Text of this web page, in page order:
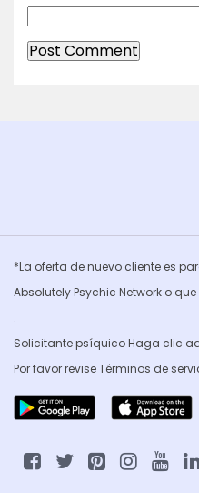
*La oferta de nuevo cliente es
Absolutely Psychic Network o
.
Solicitante psíquico Haga clic
Por favor reviseTérminos de